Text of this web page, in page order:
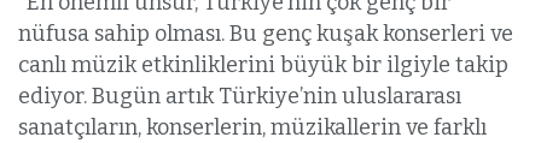
nüfusa sahip olması. Bu genç kuşak konserleri ve
canlı müzik etkinliklerini büyük bir ilgiyle takip
ediyor. Bugün artık Türkiye’nin uluslararası
sanatçıların, konserlerin, müzikallerin ve farklı